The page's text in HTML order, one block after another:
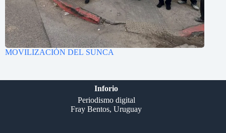
MOVILIZACIÓN DEL SUNCA
Inforio
Periodismo digital
Fray Bentos, Uruguay